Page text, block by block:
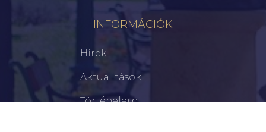
INFORMÁCIÓK
Hírek
Aktualitások
Történelem